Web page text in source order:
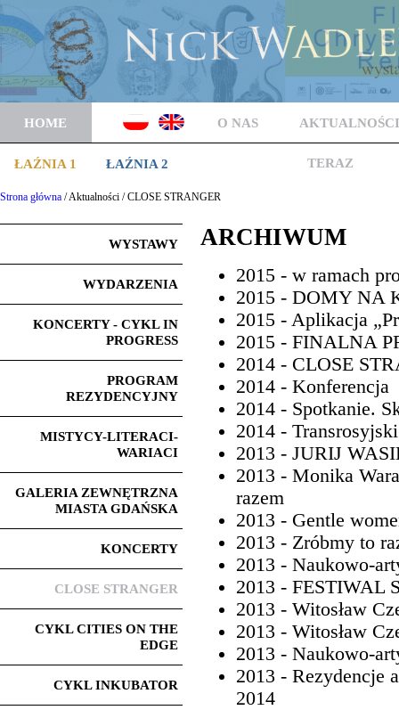
HOME O NAS AKTUALNOŚCI
Strona główna / Aktualności / CLOSE STRANGER
ŁAŹNIA 1 ŁAŹNIA 2 TERAZ
WYSTAWY
WYDARZENIA
KONCERTY - CYKL IN
PROGRESS
PROGRAM
REZYDENCYJNY
MISTYCY-LITERACI-
WARIACI
GALERIA ZEWNĘTRZNA
MIASTA GDAŃSKA
KONCERTY
CLOSE STRANGER
CYKL CITIES ON THE
EDGE
CYKL INKUBATOR
ARCHIWUM
2015 - w ramach
2015 - DOMY NA
2015 - Aplikacja
2015 - FINALNA
2014 - CLOSE
2014 - Konferencja
2014 - Spotkanie.
2014 -
2013 - JURIJ
2013 - Monika
razem
2013 - Gentle
2013 - Zróbmy to
2013 - Naukowo-
2013 - FESTIWAL
2013 - Witosław
2013 - Witosław
2013 - Naukowo-
2013 - Rezydencje
2014